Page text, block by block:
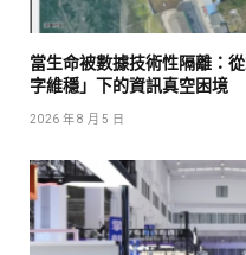
當生命被數據技術性隔離：
字維穩」下的資訊真空困境
2026 年 8 月 5 日